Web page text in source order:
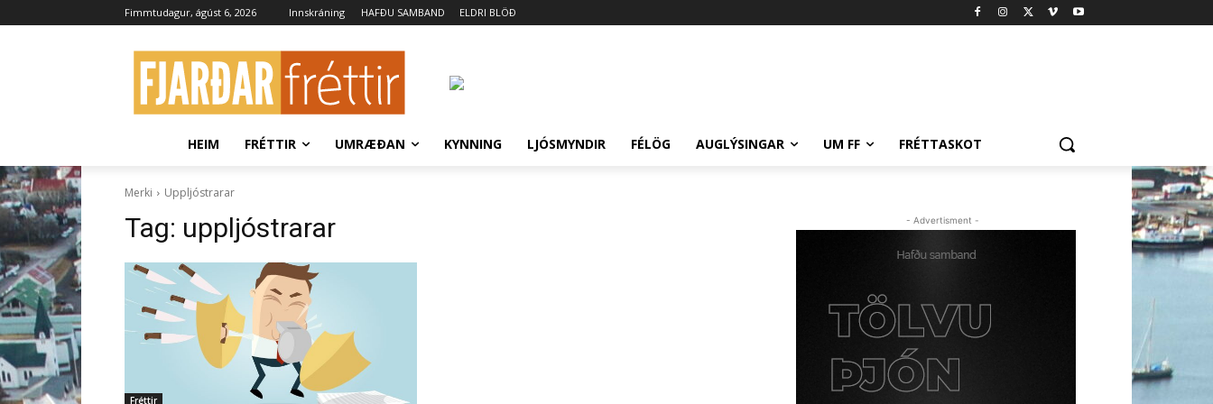
Fimmtudagur, ágúst 6, 2026 Innskráning HAFÐU SAMBAND ELDRI BLÖÐ
HEIM FRÉTTIR UMRÆÐAN KYNNING LJÓSMYNDIR FÉLÖG AUGLÝSINGAR UM FF FRÉTTASKOT
Merki Uppljóstrarar
Tag: uppljóstrarar
Fréttir
- Advertisment -